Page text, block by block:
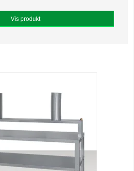
Vis produkt